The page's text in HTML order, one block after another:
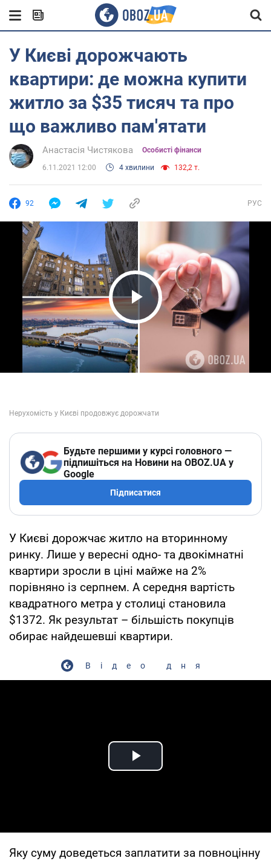
У Києві дорожчають
квартири: де можна купити
житло за $35 тисяч та про
що важливо пам'ятати
Анастасія Чистякова Особисті фінанси
6.11.2021 12:00 4 хвилини 132,2 т.
92 РУС
Play Video
Будьте першими у курсі головного —
підпишіться на Новини на OBOZ.UA у
Google
Підписатися
У Києві дорожчає житло на вторинному
ринку. Лише у вересні одно- та двокімнатні
квартири зросли в ціні майже на 2%
порівняно із серпнем. А середня вартість
квадратного метра у столиці становила
$1372. Як результат – більшість покупців
обирає найдешевші квартири.
Відео дня
Play Video
Яку суму доведеться заплатити за повноцінну